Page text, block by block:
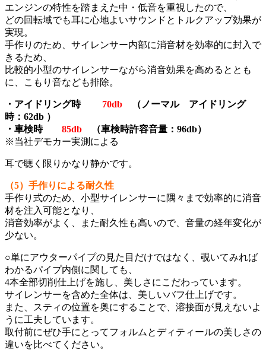
エンジンの特性を踏まえた中・低音を重視したので、
どの回転域でも耳に心地よいサウンドとトルクアップ効果が
実現。
手作りのため、サイレンサー内部に消音材を効率的に封入で
きるため、
比較的小型のサイレンサーながら消音効果を高めるととも
に、こもり音なども排除。
・アイドリング時 70db （ノーマル アイドリング
時：62db ）
・車検時 85db （車検時許容音量：96db）
※当社デモカー実測による
耳で聴く限りかなり静かです。
（5）手作りによる耐久性
手作り式のため、小型サイレンサーに隅々まで効率的に消音
材を注入可能となり、
消音効率がよく、また耐久性も高いので、音量の経年変化が
少ない。
○単にアウターパイプの見た目だけではなく、覗いてみれば
わかるパイプ内側に関しても、
4本全部切削仕上げを施し、美しさにこだわっています。
サイレンサーを含めた全体は、美しいバフ仕上げです。
また、スティの位置を奥にすることで、溶接面が見えないよ
うに工夫しています。
取付前にぜひ手にとってフォルムとディティールの美しさの
違いを比べてください。